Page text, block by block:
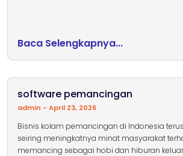
Baca Selengkapnya...
software pemancingan
admin April 23, 2026
Bisnis kolam pemancingan di Indonesia
seiring meningkatnya minat masyarakat
memancing sebagai hobi dan hiburan